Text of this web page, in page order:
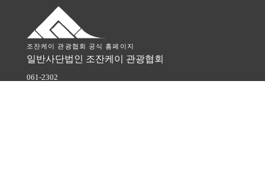
조잔케이 관광협회 공식 홈페이지
일반사단법인 조잔케이 관광협회
061-2302